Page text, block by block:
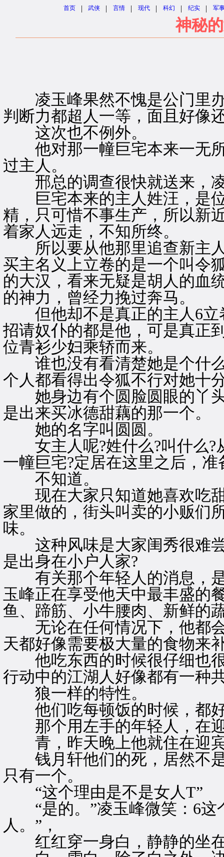
首页 | 武侠 | 言情 | 现代 | 科幻 | 纪实 | 军
神秘
凌玉峰果然不愧是公门里办
判断力都超人一等，面且好像
这次也不例外。
他对那一幢巨宅本来一无所
过主人。
邢总的调查很快就送来，凌
巨宅本来的主人姓汪，是位
精，只可惜不事生产，所以新
着家人远走，不知所终。
所以要从他那里追查新主人
买主名义上立卷的是一个叫令
的大汉，看来无疑是胡人的血
的神力，曾经力挽过奔马。
但他却不是真正的主人6立
招请奴仆的都是他，可是真正
位青衫少妇乘轿而来。
谁也没有看清楚她是个什么
个人都看得出令狐不行对她十
她身边有个圆脸圆眼的丫头
是出来买冰德甜藕的那一个。
她的名字叫圆圆。
女主人呢?姓什么?叫什么?
一幢巨宅?定居在这里之后，准
不知道。
现在大家只知道她喜欢吃甜
家里做的，街头叫卖的小贩们
味。
这种风味是大家闺秀很难尝
是出身在小户人家?
有关那个年轻人的消息，是
玉峰正在享受他天中最丰盛的
鱼、蹄筋、小牛腰肉、新鲜的
无论在任何情况下，他都会
天都好像需要极大量的食物来
他吃东西的时候很仔细也很
行动中的江湖人好像都有一种
狼一样的特性。
他们吃每顿饭的时候，都好
那个用左手的年轻人，在迎
青，昨天晚上他就住在迎
钱月轩他们的死，居然不是
只有一个。
“这个理由是不是女人T”
“是的。”凌玉峰微笑：6这
人。”，
红红穿一身白，静静的坐